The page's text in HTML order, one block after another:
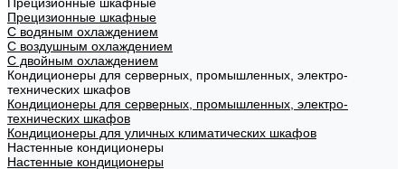
Прецизионные шкафные
С водяным охлаждением
С воздушным охлаждением
С двойным охлаждением
Кондиционеры для серверных, промышленных, электро-
технических шкафов
Кондиционеры для серверных, промышленных, электро-
технических шкафов
Кондиционеры для уличных климатических шкафов
Настенные кондиционеры
Настенные кондиционеры